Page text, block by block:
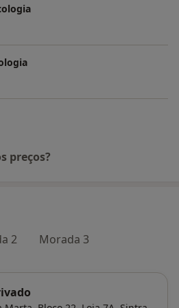
preços?
2 Morada 3